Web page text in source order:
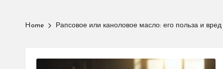
Home Рапсовое или каноловое масло: его польза и